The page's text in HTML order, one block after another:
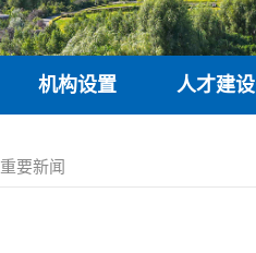
机构设置 人才建设
重要新闻